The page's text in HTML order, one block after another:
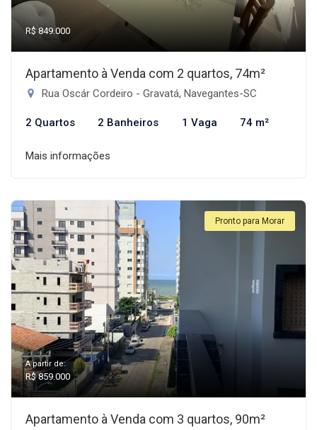
R$ 849.000
Apartamento à Venda com 2 quartos, 74m²
Rua Oscár Cordeiro - Gravatá, Navegantes-SC
2 Quartos 2 Banheiros 1 Vaga 74 m²
Mais informações
Pronto para Morar
A partir de:
R$ 859.000
Apartamento à Venda com 3 quartos, 90m²